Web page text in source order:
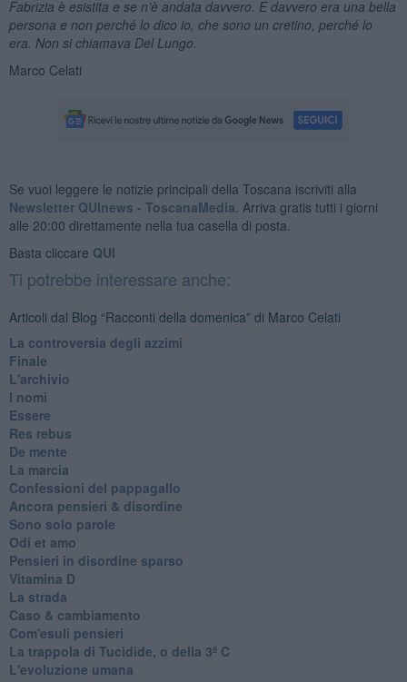
Fabrizia è esistita e se n’è andata davvero. E davvero era una bella
persona e non perché lo dico io, che sono un cretino, perché lo
era. Non si chiamava Del Lungo.
Marco Celati
Se vuoi leggere le notizie principali della Toscana iscriviti alla
Newsletter QUInews - ToscanaMedia. Arriva gratis tutti i giorni
alle 20:00 direttamente nella tua casella di posta.
Basta cliccare QUI
Ti potrebbe interessare anche:
Articoli dal Blog “Racconti della domenica” di Marco Celati
La controversia degli azzimi
Finale
L'archivio
I nomi
Essere
Res rebus
De mente
La marcia
Confessioni del pappagallo
Ancora pensieri & disordine
Sono solo parole
Odi et amo
Pensieri in disordine sparso
Vitamina D
La strada
Caso & cambiamento
Com'esuli pensieri
La trappola di Tucidide, o della 3ª C
L'evoluzione umana